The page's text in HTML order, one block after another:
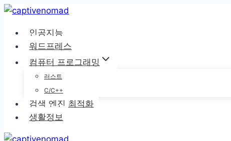
Skip
content인공지능
워드프레스
컴퓨터 프로그래밍
러스트
C/C++
검색 엔진 최적화
생활정보